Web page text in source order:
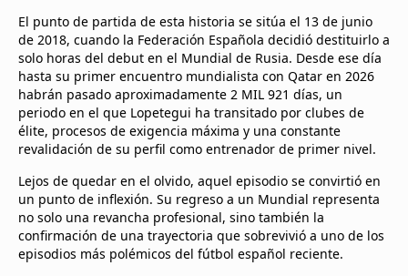
El punto de partida de esta historia se sitúa el 13 de junio
de 2018, cuando la Federación Española decidió destituirlo a
solo horas del debut en el Mundial de Rusia. Desde ese día
hasta su primer encuentro mundialista con Qatar en 2026
habrán pasado aproximadamente 2 MIL 921 días, un
periodo en el que Lopetegui ha transitado por clubes de
élite, procesos de exigencia máxima y una constante
revalidación de su perfil como entrenador de primer nivel.
Lejos de quedar en el olvido, aquel episodio se convirtió en
un punto de inflexión. Su regreso a un Mundial representa
no solo una revancha profesional, sino también la
confirmación de una trayectoria que sobrevivió a uno de los
episodios más polémicos del fútbol español reciente.